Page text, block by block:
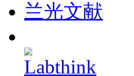
兰光文献